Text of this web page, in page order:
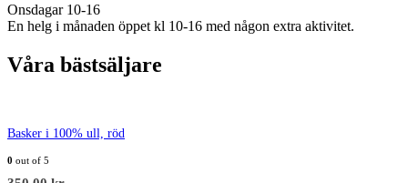
Onsdagar 10-16
En helg i månaden öppet kl 10-16 med någon extra aktivitet.
Våra bästsäljare
Basker i 100% ull, röd
0 out of 5